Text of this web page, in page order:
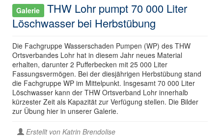
Galerie
THW Lohr pumpt 70 000 Liter
Löschwasser bei Herbstübung
Die Fachgruppe Wasserschaden Pumpen (WP) des THW
Ortsverbandes Lohr hat in diesem Jahr neues Material
erhalten, darunter 2 Pufferbecken mit 25 000 Liter
Fassungsvermögen. Bei der diesjährigen Herbstübung stand
die Fachgruppe WP im Mittelpunkt. Insgesamt 70 000 Liter
Löschwasser kann der THW Ortsverband Lohr innerhalb
kürzester Zeit als Kapazität zur Verfügung stellen. Die Bilder
zur Übung hier in unserer Galerie.
Erstellt von Katrin Brendolise